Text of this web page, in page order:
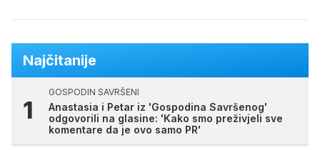
Najčitanije
GOSPODIN SAVRŠENI
Anastasia i Petar iz 'Gospodina Savršenog'
odgovorili na glasine: 'Kako smo preživjeli sve
komentare da je ovo samo PR'